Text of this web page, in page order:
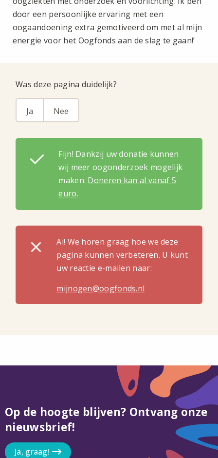
door een persoonlijke ervaring met een
oogaandoening extra gemotiveerd om met al mijn
energie voor het Oogfonds aan de slag te gaan!’
Was deze pagina duidelijk?
Ja Nee
Fijn! Dankzij uw donatie kunnen
wij meer oogonderzoek mogelijk
maken. Doneren kan al vanaf 5
euro.
Ai! We horen graag hoe we deze
pagina kunnen verbeteren. U kunt
uw reactie e-mailen naar:
mijnogen@oogfonds.nl
Op de hoogte blijven? Ontvang onze
nieuwsbrief!
Ja, graag!